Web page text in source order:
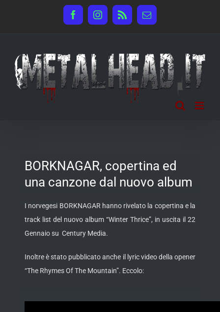
FacebookInstagram
Rss Email
BORKNAGAR, copertina ed
una canzone dal nuovo album
I norvegesi BORKNAGAR hanno rivelato la copertina e la
track list del nuovo album “Winter Thrice”, in uscita il 22
Gennaio su Century Media.
Inoltre è stato pubblicato anche il lyric video della opener
“The Rhymes Of The Mountain”. Eccolo: